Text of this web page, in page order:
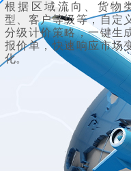
根据区域流向、货物
型、客户等级等，自定
分级计价策略，一键生
报价单，快速响应市场
化。